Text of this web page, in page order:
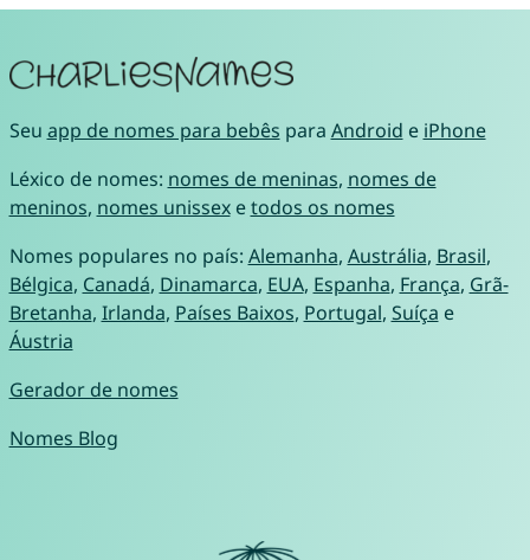
Seu app de nomes para bebês para Android e iPhone
Léxico de nomes: nomes de meninas, nomes de
meninos, nomes unissexetodos os nomes
Nomes populares no país: Alemanha, Austrália, Brasil,
Bélgica, Canadá, Dinamarca, EUA, Espanha, França, Grã-
Bretanha, Irlanda, Países Baixos, Portugal, Suíça e
Áustria
Gerador de nomes
Nomes Blog